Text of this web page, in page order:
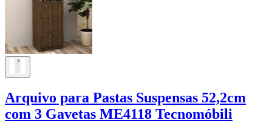
Arquivo para Pastas Suspensas 52,2cm
com 3 Gavetas ME4118 Tecnomóbili